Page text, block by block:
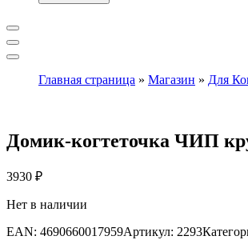
Главная страница » Магазин » Для
Домик-когтеточка ЧИП
3930 ₽
Нет в наличии
EAN: 4690660017959Артикул: 2293